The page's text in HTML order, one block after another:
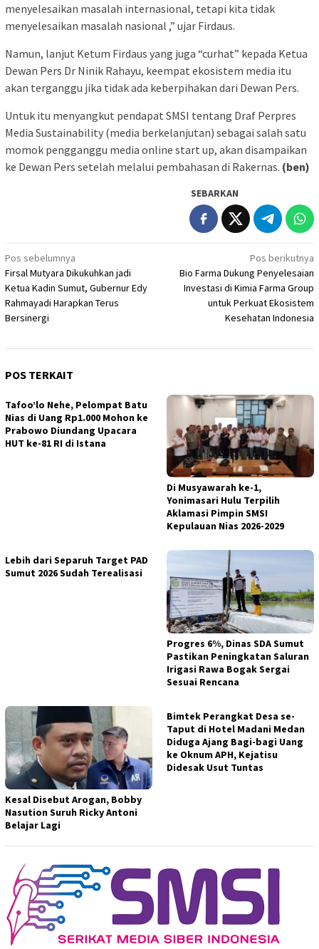
menyelesaikan masalah internasional, tetapi kita tidak
menyelesaikan masalah nasional ,” ujar Firdaus.
Namun, lanjut Ketum Firdaus yang juga “curhat” kepada Ketua
Dewan Pers Dr Ninik Rahayu, keempat ekosistem media itu
akan terganggu jika tidak ada keberpihakan dari Dewan Pers.
Untuk itu menyangkut pendapat SMSI tentang Draf Perpres
Media Sustainability (media berkelanjutan) sebagai salah satu
momok pengganggu media online start up, akan disampaikan
ke Dewan Pers setelah melalui pembahasan di Rakernas. (ben)
SEBARKAN
Navigasi
pos
Pos sebelumnya
Firsal Mutyara Dikukuhkan jadi
Ketua Kadin Sumut, Gubernur Edy
Rahmayadi Harapkan Terus
Bersinergi
Pos berikutnya
Bio Farma Dukung Penyelesaian
Investasi di Kimia Farma Group
untuk Perkuat Ekosistem
Kesehatan Indonesia
POS TERKAIT
Tafoo’lo Nehe, Pelompat Batu
Nias di Uang Rp1.000 Mohon ke
Prabowo Diundang Upacara
HUT ke-81 RI di Istana
Di Musyawarah ke-1,
Yonimasari Hulu Terpilih
Aklamasi Pimpin SMSI
Kepulauan Nias 2026-2029
Lebih dari Separuh Target PAD
Sumut 2026 Sudah Terealisasi
Progres 6%, Dinas SDA Sumut
Pastikan Peningkatan Saluran
Irigasi Rawa Bogak Sergai
Sesuai Rencana
Kesal Disebut Arogan, Bobby
Nasution Suruh Ricky Antoni
Belajar Lagi
Bimtek Perangkat Desa se-
Taput di Hotel Madani Medan
Diduga Ajang Bagi-bagi Uang
ke Oknum APH, Kejatisu
Didesak Usut Tuntas